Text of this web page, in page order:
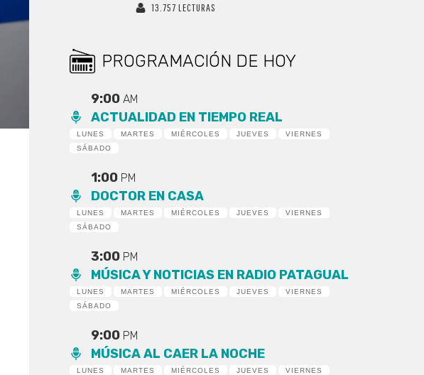
13.757 LECTURAS
PROGRAMACIÓN DE HOY
9:00AM
ACTUALIDAD EN TIEMPO REAL
LUNES MARTES MIÉRCOLES JUEVES
VIERNES
SÁBADO
1:00 PM
DOCTOR EN CASA
LUNES MARTES MIÉRCOLES JUEVES
VIERNES
SÁBADO
3:00 PM
MÚSICA Y NOTICIAS EN RADIO PATAGUAL
LUNES MARTES MIÉRCOLES JUEVES
VIERNES
SÁBADO
9:00 PM
MÚSICA AL CAER LA NOCHE
LUNES MARTES MIÉRCOLES JUEVES
VIERNES